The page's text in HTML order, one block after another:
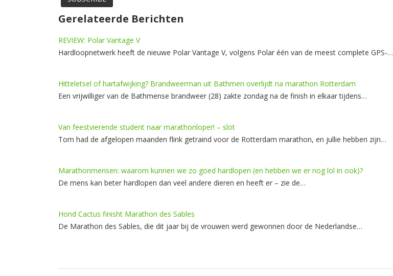
Gerelateerde Berichten
REVIEW: Polar Vantage V
Hardloopnetwerk heeft de nieuwe Polar Vantage V, volgens Polar één van de meest complete GPS-…
Hitteletsel of hartafwijking? Brandweerman uit Bathmen overlijdt na marathon Rotterdam
Een vrijwilliger van de Bathmense brandweer (28) zakte zondag na de finish in elkaar tijdens…
Van feestvierende student naar marathonloper! – slot
Tom had de afgelopen maanden flink getraind voor de Rotterdam marathon, en jullie hebben zijn…
Marathonmensen: waarom kunnen we zo goed hardlopen (en hebben we er nog lol in ook)?
De mens kan beter hardlopen dan veel andere dieren en heeft er – zie de…
Hond Cactus finisht Marathon des Sables
De Marathon des Sables, die dit jaar bij de vrouwen werd gewonnen door de Nederlandse…